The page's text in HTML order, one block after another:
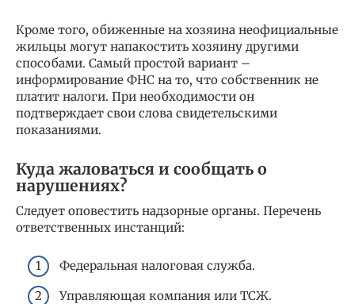
Кроме того, обиженные на хозяина неофициальные
жильцы могут напакостить хозяину другими
способами. Самый простой вариант –
информирование ФНС на то, что собственник не
платит налоги. При необходимости он
подтверждает свои слова свидетельскими
показаниями.
Куда жаловаться и сообщать о
нарушениях?
Следует оповестить надзорные органы. Перечень
ответственных инстанций:
Федеральная налоговая служба.
Управляющая компания или ТСЖ.